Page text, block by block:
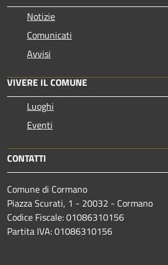
Notizie
Comunicati
Avvisi
VIVERE IL COMUNE
Luoghi
Eventi
CONTATTI
Comune di Cormano
Piazza Scurati, 1 - 20032 - Cormano
Codice Fiscale: 01086310156
Partita IVA: 01086310156